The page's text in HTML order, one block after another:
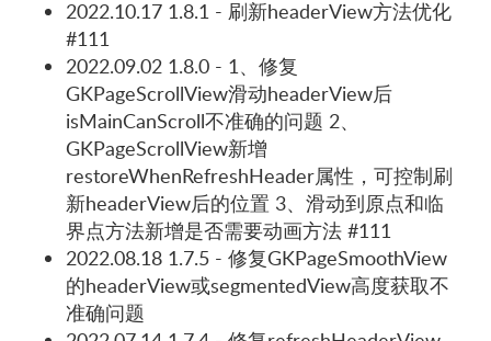
2022.10.17 1.8.1 - 刷新headerView方法优化
#111
2022.09.02 1.8.0 - 1、修复
GKPageScrollView滑动headerView后
isMainCanScroll不准确的问题 2、
GKPageScrollView新增
restoreWhenRefreshHeader属性，可控制刷
新headerView后的位置 3、滑动到原点和临
界点方法新增是否需要动画方法 #111
2022.08.18 1.7.5 - 修复GKPageSmoothView
的headerView或segmentedView高度获取不
准确问题